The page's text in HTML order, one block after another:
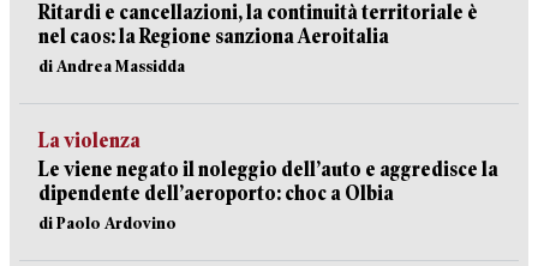
Ritardi e cancellazioni, la continuità territoriale è
nel caos: la Regione sanziona Aeroitalia
di Andrea Massidda
La violenza
Le viene negato il noleggio dell’auto e aggredisce la
dipendente dell’aeroporto: choc a Olbia
di Paolo Ardovino